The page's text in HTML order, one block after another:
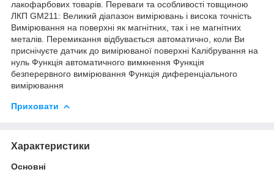
лакофарбових товарів. Переваги та особливості товщиною
ЛКП GM211: Великий діапазон вимірювань і висока точність
Вимірювання на поверхні як магнітних, так і не магнітних
металів. Перемикання відбувається автоматично, коли Ви
приснічуєте датчик до вимірюваної поверхні Калібрування на
нуль Функція автоматичного вимкнення Функція
безперервного вимірювання Функція диференціального
вимірювання
Приховати
Характеристики
Основні